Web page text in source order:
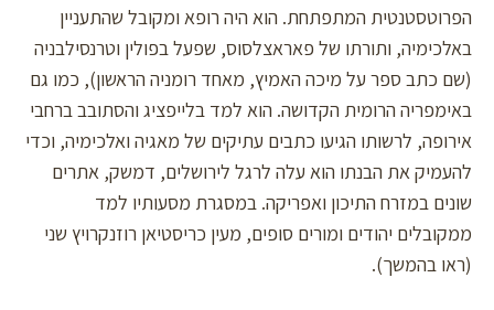
הפרוטסטנטית המתפתחת. הוא היה רופא ומקובל שהתעניין
באלכימיה, ותורתו של פאראצלסוס, שפעל בפולין וטרנסילבניה
(שם כתב ספר על מיכה האמיץ, מאחד רומניה הראשון), כמו גם
באימפריה הרומית הקדושה. הוא למד בלייפציג והסתובב ברחבי
אירופה, לרשותו הגיעו כתבים עתיקים של מאגיה ואלכימיה, וכדי
להעמיק את הבנתו הוא עלה לרגל לירושלים, דמשק, אתרים
שונים במזרח התיכון ואפריקה. במסגרת מסעותיו למד
ממקובלים יהודים ומורים סופים, מעין כריסטיאן רוזנקרויץ שני
(ראו בהמשך).